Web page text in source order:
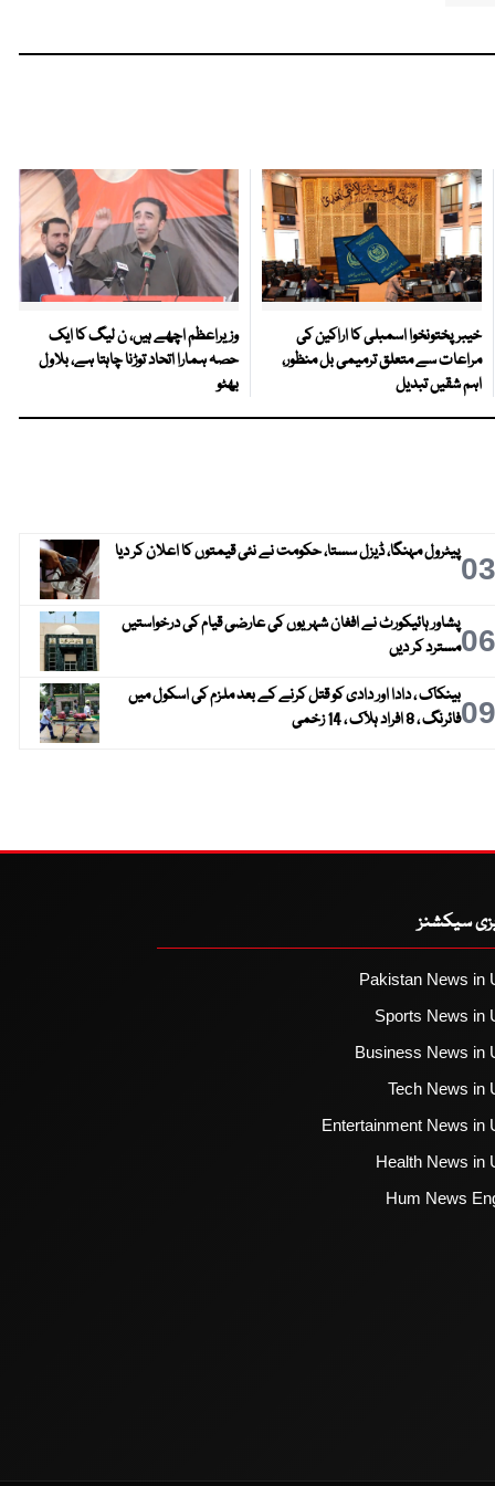
خیبرپختونخوا اسمبلی کا اراکین کی
مراعات سے متعلق ترمیمی بل منظور،
اہم شقیں تبدیل
وزیراعظم اچھے ہیں، ن لیگ کا ایک
حصہ ہمارا اتحاد توڑنا چاہتا ہے، بلاول
بھٹو
03پیٹرول مہنگا، ڈیزل سستا، حکومت نے نئی قیمتوں کا اعلان کر دیا
06پشاور ہائیکورٹ نے افغان شہریوں کی عارضی قیام کی درخواستیں
مسترد کر دیں
09بینکاک ، دادا اور دادی کو قتل کرنے کے بعد ملزم کی اسکول میں
فائرنگ ، 8 افراد ہلاک ، 14 زخمی
سیکشنز
Pakistan News in
Sports News in
Business News in
Tech News in
Entertainment News in
Health News in
Hum News